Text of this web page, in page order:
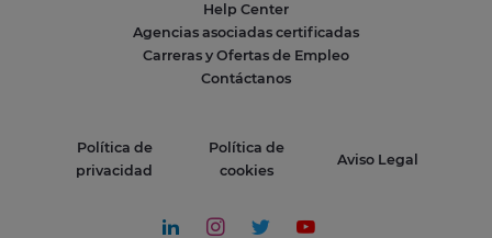
Help Center
Agencias asociadas certificadas
Carreras y Ofertas de Empleo
Contáctanos
Política de
privacidad
Política de
cookies
Aviso Legal